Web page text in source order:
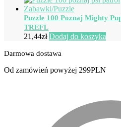
Puzzle 100 Poznaj Mighty
TREFL
21,44zł Dodaj do koszyka
Darmowa dostawa
Od zamówień powyżej 299PLN